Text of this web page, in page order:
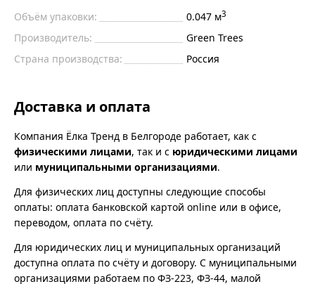
Объём упаковки:
0.047 м3
Производитель:
Green Trees
Страна производства:
Россия
Доставка и оплата
Компания Ёлка Тренд в Белгороде работает, как с
физическими лицами, так и с юридическими лицами
или муниципальными организациями.
Для физических лиц доступны следующие способы
оплаты: оплата банковской картой online или в офисе,
переводом, оплата по счёту.
Для юридических лиц и муниципальных организаций
доступна оплата по счёту и договору. С муниципальными
организациями работаем по ФЗ-223, ФЗ-44, малой